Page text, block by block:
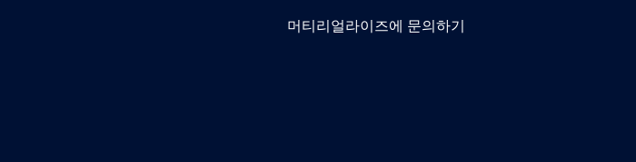
머티리얼라이즈에 문의하기